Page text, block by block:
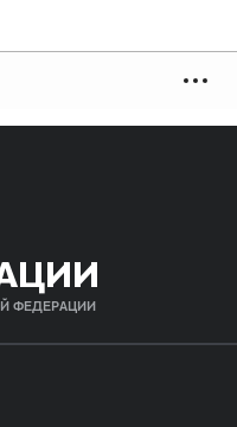
ФЕДЕРАЦИИ